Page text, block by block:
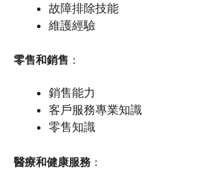
故障排除技能
維護經驗
零售和銷售 ：
銷售能力
客戶服務專業知識
零售知識
醫療和健康服務 ：